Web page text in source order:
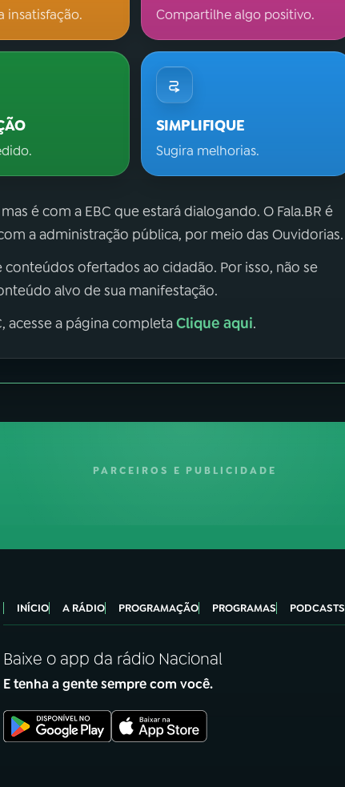
insatisfação. Compartilhe algo positivo.
SIMPLIFIQUE
Sugira melhorias.
é com a EBC que estará dialogando. O Fala.BR é
a administração pública, por meio das Ouvidorias.
conteúdos ofertados ao cidadão. Por isso, não se
alvo de sua manifestação.
acesse a página completaClique aqui.
PARCEIROS E PUBLICIDADE
INÍCIO A RÁDIO PROGRAMAÇÃO PROGRAMAS PODCASTS
Baixe o app da rádio Nacional
E tenha a gente sempre com você.